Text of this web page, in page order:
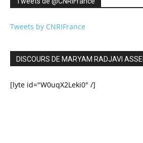
Tweets by CNRIFrance
DISCOURS DE MARYAM RADJAVI
[lyte id="W0uqX2Leki0" /]